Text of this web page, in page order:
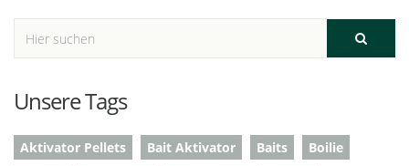
Unsere Tags
Aktivator Pellets Bait Aktivator Baits
Boilie